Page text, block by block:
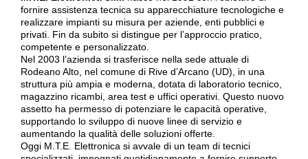
fornire assistenza tecnica su apparecchiature tecnologiche e
realizzare impianti su misura per aziende, enti pubblici e
privati. Fin da subito si distingue per l’approccio pratico,
competente e personalizzato.
Nel 2003 l’azienda si trasferisce nella sede attuale di
Rodeano Alto, nel comune di Rive d’Arcano (UD), in una
struttura più ampia e moderna, dotata di laboratorio tecnico,
magazzino ricambi, area test e uffici operativi. Questo nuovo
assetto ha permesso di potenziare le capacità operative,
supportando lo sviluppo di nuove linee di servizio e
aumentando la qualità delle soluzioni offerte.
Oggi M.T.E. Elettronica si avvale di un team di tecnici